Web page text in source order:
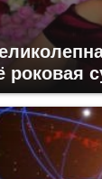
роковая